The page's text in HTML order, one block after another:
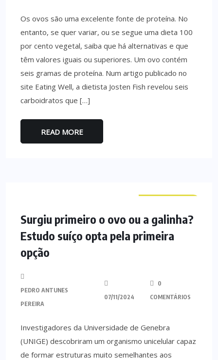
Os ovos são uma excelente fonte de proteína. No
entanto, se quer variar, ou se segue uma dieta 100
por cento vegetal, saiba que há alternativas e que
têm valores iguais ou superiores. Um ovo contém
seis gramas de proteína. Num artigo publicado no
site Eating Well, a dietista Josten Fish revelou seis
carboidratos que […]
READ MORE
Surgiu primeiro o ovo ou a galinha?
Estudo suíço opta pela primeira
opção
PEDRO ANTUNES
PEREIRA
07/11/2024
0
COMENTÁRIOS
Investigadores da Universidade de Genebra
(UNIGE) descobriram um organismo unicelular capaz
de formar estruturas muito semelhantes aos